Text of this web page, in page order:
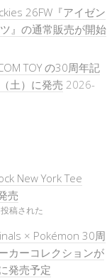
26FW『アイゼン
』の通常販売が開始
TOY の30周年記
土）に発売 2026-
New York Tee
売
稿された
× Pokémon 30周
カーコレクションが
発売予定